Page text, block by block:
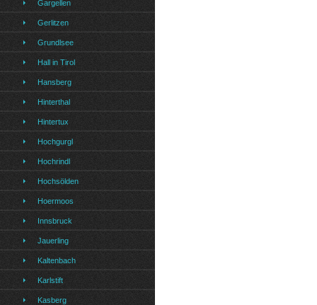
Gargellen
Gerlitzen
Grundlsee
Hall in Tirol
Hansberg
Hinterthal
Hintertux
Hochgurgl
Hochrindl
Hochsölden
Hoermoos
Innsbruck
Jauerling
Kaltenbach
Karlstift
Kasberg